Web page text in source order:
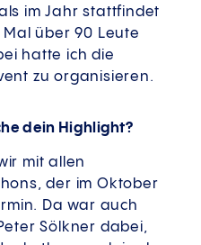
im Jahr stattfindet
über 90 Leute
hatte ich die
zu organisieren.
dein Highlight?
mit allen
der im Oktober
Da war auch
Sölkner dabei,